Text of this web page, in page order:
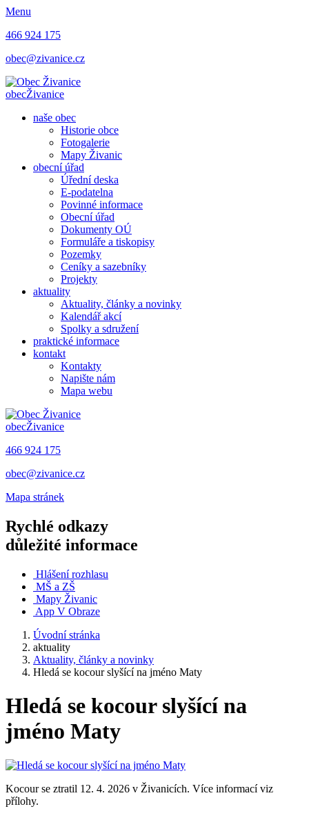
Menu
466 924 175
obec@zivanice.cz
obecŽivanice
naše obec
Historie obce
Fotogalerie
Mapy Živanic
obecní úřad
Úřední deska
E-podatelna
Povinné informace
Obecní úřad
Dokumenty OÚ
Formuláře a tiskopisy
Pozemky
Ceníky a sazebníky
Projekty
aktuality
Aktuality, články a novinky
Kalendář akcí
Spolky a sdružení
praktické informace
kontakt
Kontakty
Napište nám
Mapa webu
obecŽivanice
466 924 175
obec@zivanice.cz
Mapa stránek
Rychlé odkazy
důležité informace
Hlášení rozhlasu
MŠ a ZŠ
Mapy Živanic
App V Obraze
Úvodní stránka
aktuality
Aktuality, články a novinky
Hledá se kocour slyšící na jméno Maty
Hledá se kocour slyšící na
jméno Maty
Kocour se ztratil 12. 4. 2026 v Živanicích. Více informací viz
přílohy.